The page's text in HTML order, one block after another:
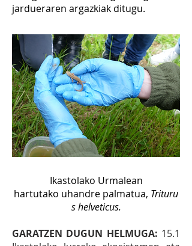
jardueraren argazkiak ditugu.
Ikastolako Urmalean
hartutako uhandre palmatua, Trituru
s helveticus.
GARATZEN DUGUN HELMUGA: 15.1